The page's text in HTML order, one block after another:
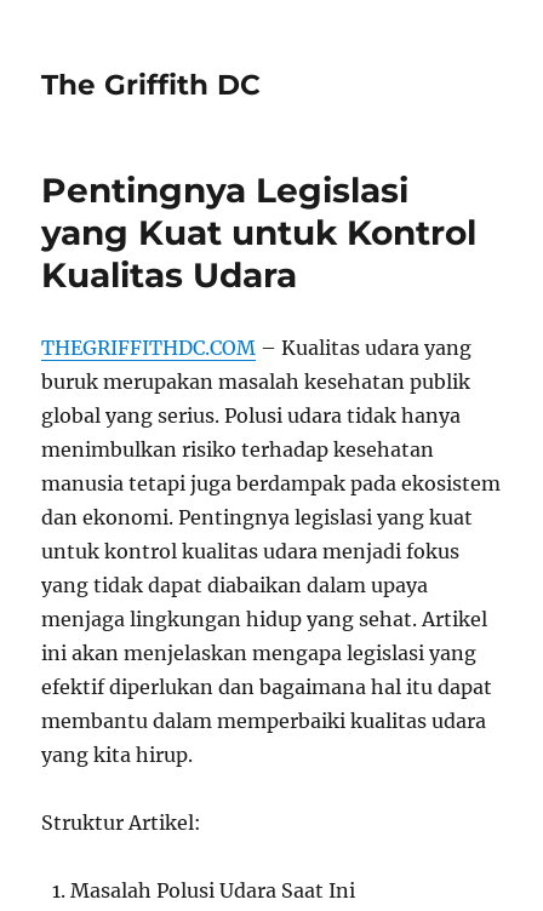
The Griffith DC
Pentingnya Legislasi
yang Kuat untuk Kontrol
Kualitas Udara
THEGRIFFITHDC.COM – Kualitas udara yang
buruk merupakan masalah kesehatan publik
global yang serius. Polusi udara tidak hanya
menimbulkan risiko terhadap kesehatan
manusia tetapi juga berdampak pada ekosistem
dan ekonomi. Pentingnya legislasi yang kuat
untuk kontrol kualitas udara menjadi fokus
yang tidak dapat diabaikan dalam upaya
menjaga lingkungan hidup yang sehat. Artikel
ini akan menjelaskan mengapa legislasi yang
efektif diperlukan dan bagaimana hal itu dapat
membantu dalam memperbaiki kualitas udara
yang kita hirup.
Struktur Artikel:
Masalah Polusi Udara Saat Ini